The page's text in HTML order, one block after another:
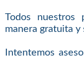
Todos nuestros
manera gratuita y
Intentemos